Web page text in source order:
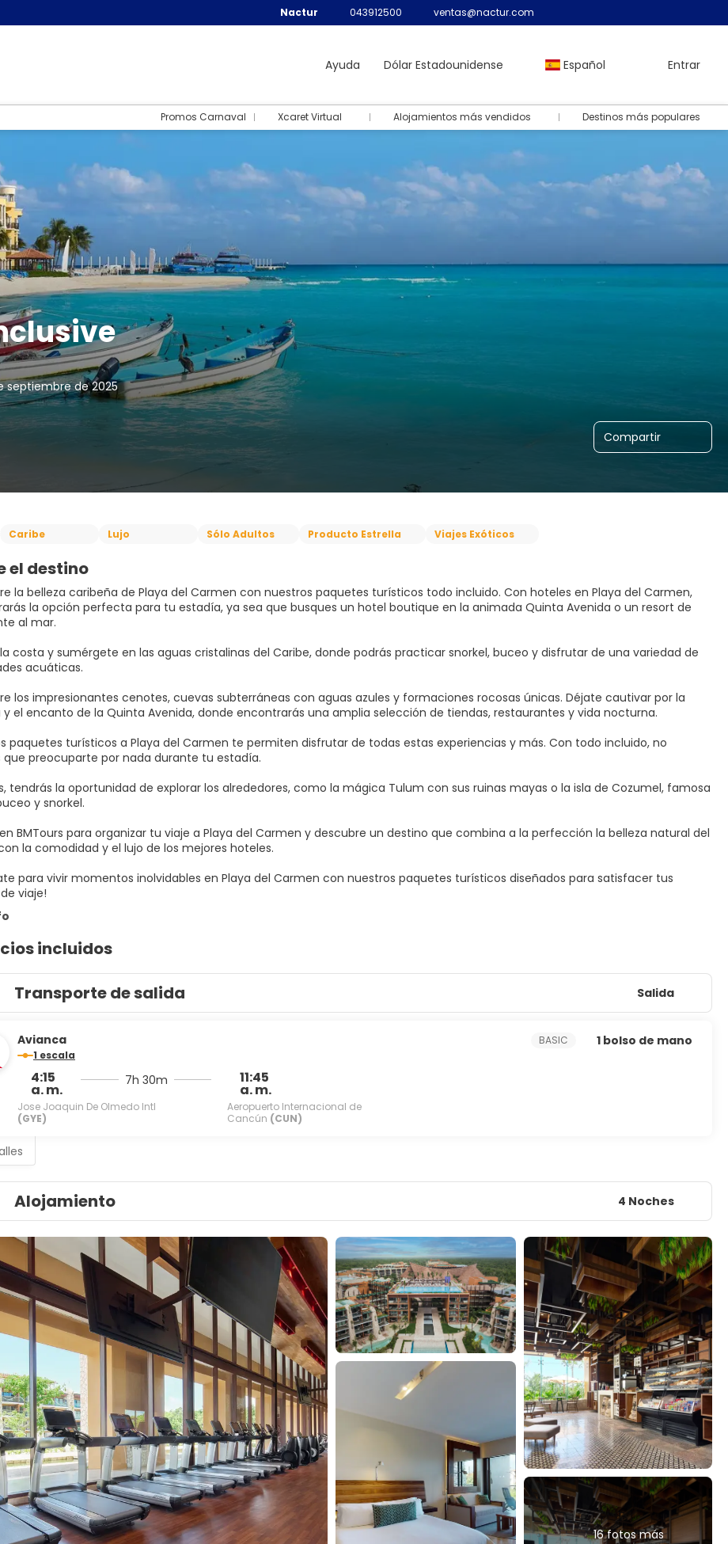
Nactur 043912500 ventas@nactur.com
Ayuda Dólar Estadounidense Español Entrar
Promos Carnaval Xcaret Virtual Alojamientos más vendidos Destinos más populares
septiembre de 2025
Compartir
Caribe Lujo Sólo Adultos Producto Estrella Viajes Exóticos
el destino
la belleza caribeña de Playa del Carmen con nuestros paquetes turísticos todo incluido. Con hoteles en Playa del Carmen,
la opción perfecta para tu estadía, ya sea que busques un hotel boutique en la animada Quinta Avenida o un resort de
al mar.
la costa y sumérgete en las aguas cristalinas del Caribe, donde podrás practicar snorkel, buceo y disfrutar de una variedad de
acuáticas.
los impresionantes cenotes, cuevas subterráneas con aguas azules y formaciones rocosas únicas. Déjate cautivar por la
y el encanto de la Quinta Avenida, donde encontrarás una amplia selección de tiendas, restaurantes y vida nocturna.⁣
paquetes turísticos a Playa del Carmen te permiten disfrutar de todas estas experiencias y más. Con todo incluido, no
que preocuparte por nada durante tu estadía.
tendrás la oportunidad de explorar los alrededores, como la mágica Tulum con sus ruinas mayas o la isla de Cozumel, famosa
y snorkel.⁣
BMTours para organizar tu viaje a Playa del Carmen y descubre un destino que combina a la perfección la belleza natural del
la comodidad y el lujo de los mejores hoteles.
para vivir momentos inolvidables en Playa del Carmen con nuestros paquetes turísticos diseñados para satisfacer tus
viaje!
incluidos
Transporte de salida Salida
Avianca
1 escala
4:15
a. m.
Jose Joaquin De Olmedo Intl
(GYE)
7h 30m 11:45
a. m.
Aeropuerto Internacional de
Cancún (CUN)
BASIC 1 bolso de mano
Alojamiento 4 Noches
16 fotos más